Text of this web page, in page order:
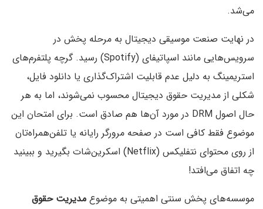
می‌شد.
در نهایت صنعت موسیقی دیجیتال به مرحله پخش در
سرویس‌هایی مانند اسپاتیفای (Spotify) رسید. گرچه پلتفرم‌های
استریمینگ به دلیل عدم قابلیت اشتراک‌گذاری یا دانلود فایل،
شکلی از مدیریت حقوق دیجیتال محسوب نمی‌شوند، اما به هر
حال اصول DRM در مورد آن‌ها هم صادق است. برای امتحان این
موضوع فقط کافی است در صفحه مرورگر رایانه یا تلفن‌همراه‌تان
از روی محتوای نتفلیکس (Netflix) اسکرین‌شات بگیرید و ببینید
چه اتفاق می‌افتد!
موسسه‌های پخش سنتی اهمیتی به موضوع مدیریت حقوق